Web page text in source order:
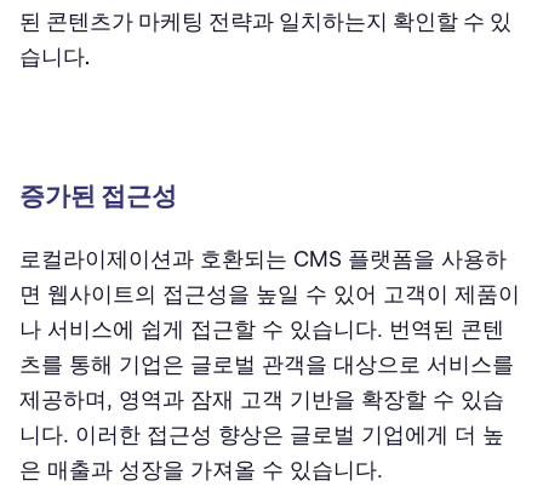
된 콘텐츠가 마케팅 전략과 일치하는지 확인할 수 있
습니다.
증가된 접근성
로컬라이제이션과 호환되는 CMS 플랫폼을 사용하
면 웹사이트의 접근성을 높일 수 있어 고객이 제품이
나 서비스에 쉽게 접근할 수 있습니다. 번역된 콘텐
츠를 통해 기업은 글로벌 관객을 대상으로 서비스를
제공하며, 영역과 잠재 고객 기반을 확장할 수 있습
니다. 이러한 접근성 향상은 글로벌 기업에게 더 높
은 매출과 성장을 가져올 수 있습니다.